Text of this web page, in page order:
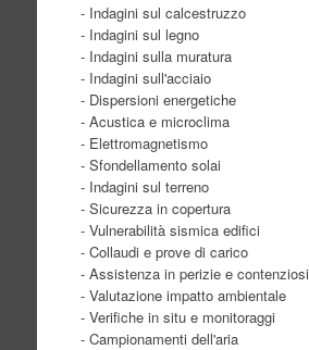
- Indagini sul calcestruzzo
- Indagini sul legno
- Indagini sulla muratura
- Indagini sull'acciaio
- Dispersioni energetiche
- Acustica e microclima
- Elettromagnetismo
- Sfondellamento solai
- Indagini sul terreno
- Sicurezza in copertura
- Vulnerabilità sismica edifici
- Collaudi e prove di carico
- Assistenza in perizie e contenziosi
- Valutazione impatto ambientale
- Verifiche in situ e monitoraggi
- Campionamenti dell'aria